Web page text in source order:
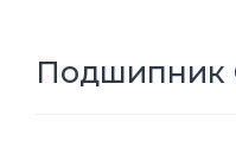
Подшипник